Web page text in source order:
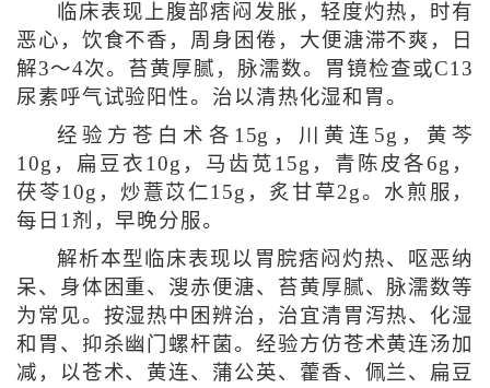
临床表现上腹部痞闷发胀，轻度灼热，时有
恶心，饮食不香，周身困倦，大便溏滞不爽，日
解3～4次。苔黄厚腻，脉濡数。胃镜检查或C13
尿素呼气试验阳性。治以清热化湿和胃。
经验方苍白术各15g，川黄连5g，黄芩
10g，扁豆衣10g，马齿苋15g，青陈皮各6g，
茯苓10g，炒薏苡仁15g，炙甘草2g。水煎服，
每日1剂，早晚分服。
解析本型临床表现以胃脘痞闷灼热、呕恶纳
呆、身体困重、溲赤便溏、苔黄厚腻、脉濡数等
为常见。按湿热中困辨治，治宜清胃泻热、化湿
和胃、抑杀幽门螺杆菌。经验方仿苍术黄连汤加
减，以苍术、黄连、蒲公英、藿香、佩兰、扁豆